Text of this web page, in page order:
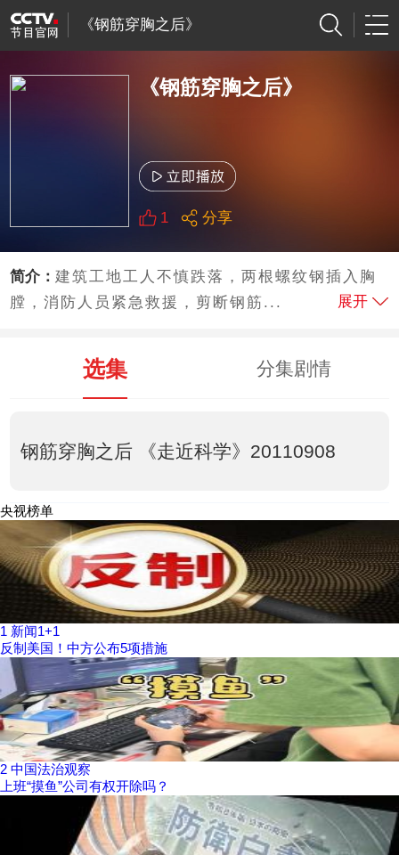
《钢筋穿胸之后》
《钢筋穿胸之后》
1 分享
简介：建筑工地工人不慎跌落，两根螺纹钢插入胸
膛，消防人员紧急救援，剪断钢筋...
展开
选集 分集剧情
钢筋穿胸之后 《走近科学》20110908
央视榜单
1 新闻1+1
反制美国！中方公布5项措施
2 中国法治观察
上班“摸鱼”公司有权开除吗？